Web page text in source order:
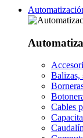
Balizas,
Cables